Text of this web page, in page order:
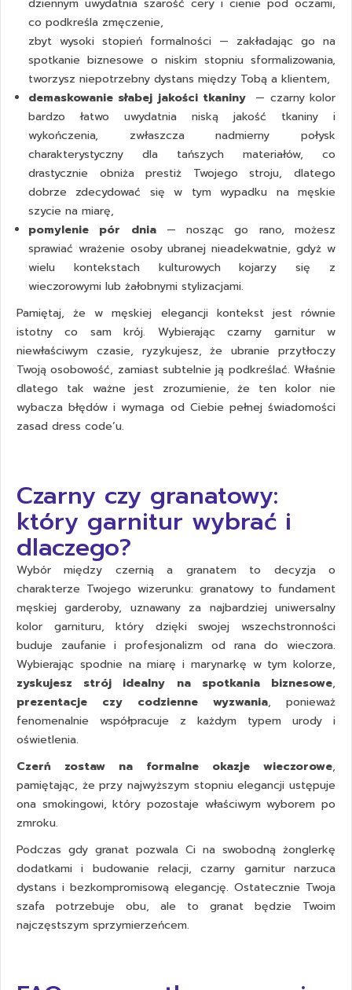
dziennym uwydatnia szarość cery i cienie pod oczami,
co podkreśla zmęczenie,
zbyt wysoki stopień formalności — zakładając go na
spotkanie biznesowe o niskim stopniu sformalizowania,
tworzysz niepotrzebny dystans między Tobą a klientem,
demaskowanie słabej jakości tkaniny
— czarny kolor
bardzo łatwo uwydatnia niską jakość tkaniny i
wykończenia, zwłaszcza nadmierny połysk
charakterystyczny dla tańszych materiałów, co
drastycznie obniża prestiż Twojego stroju, dlatego
dobrze zdecydować się w tym wypadku na męskie
szycie na miarę,
pomylenie pór dnia— nosząc go rano, możesz
sprawiać wrażenie osoby ubranej nieadekwatnie, gdyż w
wielu kontekstach kulturowych kojarzy się z
wieczorowymi lub żałobnymi stylizacjami.
Pamiętaj, że w męskiej elegancji kontekst jest równie
istotny co sam krój. Wybierając czarny garnitur w
niewłaściwym czasie, ryzykujesz, że ubranie przytłoczy
Twoją osobowość, zamiast subtelnie ją podkreślać. Właśnie
dlatego tak ważne jest zrozumienie, że ten kolor nie
wybacza błędów i wymaga od Ciebie pełnej świadomości
zasad dress code’u.
Czarny czy granatowy:
który garnitur wybrać i
dlaczego?
Wybór między czernią a granatem to decyzja o
charakterze Twojego wizerunku: granatowy to fundament
męskiej garderoby, uznawany za najbardziej uniwersalny
kolor garnituru, który dzięki swojej wszechstronności
buduje zaufanie i profesjonalizm od rana do wieczora.
Wybierając spodnie na miarę i marynarkę w tym kolorze,
zyskujesz strój idealny na spotkania biznesowe,
prezentacje czy codzienne wyzwania, ponieważ
fenomenalnie współpracuje z każdym typem urody i
oświetlenia.
Czerń zostaw na formalne okazje wieczorowe,
pamiętając, że przy najwyższym stopniu elegancji ustępuje
ona smokingowi, który pozostaje właściwym wyborem po
zmroku.
Podczas gdy granat pozwala Ci na swobodną żonglerkę
dodatkami i budowanie relacji, czarny garnitur narzuca
dystans i bezkompromisową elegancję. Ostatecznie Twoja
szafa potrzebuje obu, ale to granat będzie Twoim
najczęstszym sprzymierzeńcem.